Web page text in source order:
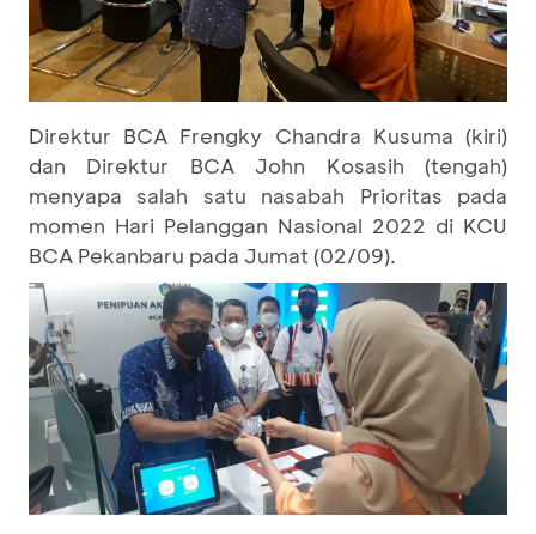
Direktur BCA Frengky Chandra Kusuma (kiri)
dan Direktur BCA John Kosasih (tengah)
menyapa salah satu nasabah Prioritas pada
momen Hari Pelanggan Nasional 2022 di KCU
BCA Pekanbaru pada Jumat (02/09).